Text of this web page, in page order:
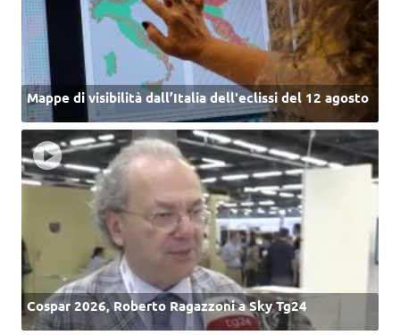
Mappe di visibilità dall’Italia dell'eclissi del 12 agosto
Cospar 2026, Roberto Ragazzoni a Sky Tg24